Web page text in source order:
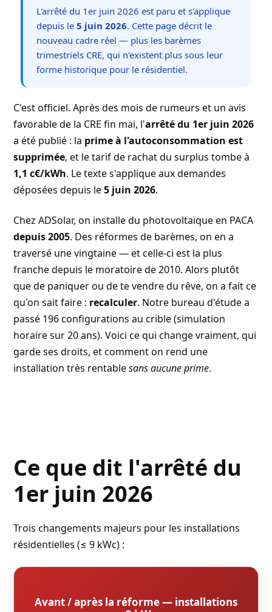
L'arrêté du 1er juin 2026 est paru et s'applique
depuis le5 juin 2026. Cette page décrit le
nouveau cadre réel — plus les barèmes
trimestriels CRE, qui n'existent plus sous leur
forme historique pour le résidentiel.
C'est officiel. Après des mois de rumeurs et un avis
favorable de la CRE fin mai, l'arrêté du 1er juin 2026
a été publié : la prime à l'autoconsommation est
supprimée, et le tarif de rachat du surplus tombe à
1,1 c€/kWh. Le texte s'applique aux demandes
déposées depuis le5 juin 2026.
Chez ADSolar, on installe du photovoltaïque en PACA
depuis 2005. Des réformes de barèmes, on en a
traversé une vingtaine — et celle-ci est la plus
franche depuis le moratoire de 2010. Alors plutôt
que de paniquer ou de te vendre du rêve, on a fait ce
qu'on sait faire : recalculer. Notre bureau d'étude a
passé 196 configurations au crible (simulation
horaire sur 20 ans). Voici ce qui change vraiment, qui
garde ses droits, et comment on rend une
installation très rentablesans aucune prime.
Ce que dit l'arrêté du
1er juin 2026
Trois changements majeurs pour les installations
résidentielles (≤ 9 kWc) :
Avant / après la réforme — installations